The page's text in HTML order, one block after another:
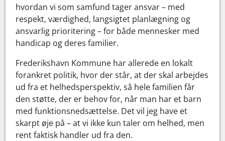
hvordan vi som samfund tager ansvar – med
respekt, værdighed, langsigtet planlægning og
ansvarlig prioritering – for både mennesker med
handicap og deres familier.
Frederikshavn Kommune har allerede en lokalt
forankret politik, hvor der står, at der skal arbejdes
ud fra et helhedsperspektiv, så hele familien får
den støtte, der er behov for, når man har et barn
med funktionsnedsættelse. Det vil jeg have et
skarpt øje på – at vi ikke kun taler om helhed, men
rent faktisk handler ud fra den.